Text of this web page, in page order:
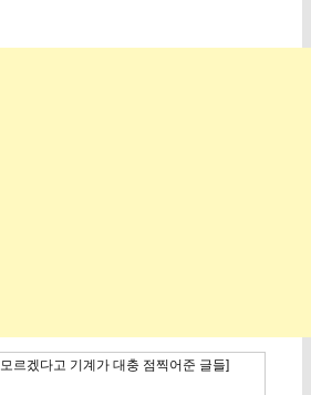
르겠다고 기계가 대충 점찍어준 글들]